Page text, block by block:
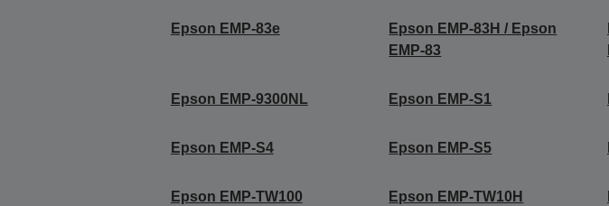
Epson EMP-83e
Epson EMP-83H / Epson
EMP-83
Epson EMP-9300NL Epson EMP-S1
Epson EMP-S4 Epson EMP-S5
Epson EMP-TW100 Epson EMP-TW10H